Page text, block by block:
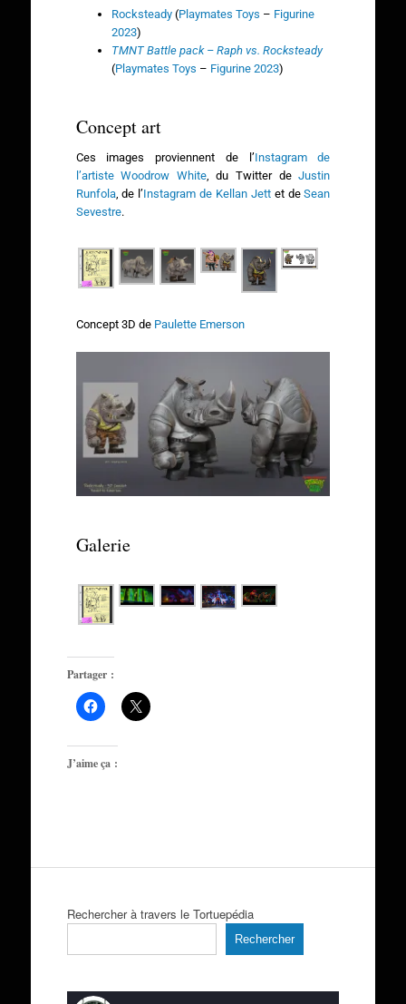
Rocksteady(Playmates Toys – Figurine
2023)
TMNT Battle pack – Raph vs. Rocksteady
(Playmates Toys – Figurine 2023)
Concept art
Ces images proviennent de l’Instagram de
l’artiste Woodrow White, du Twitter deJustin
Runfola, de l’Instagram de Kellan Jettet deSean
Sevestre.
Concept 3D de Paulette Emerson
Galerie
Partager :
J’aime ça :
Rechercher à travers le Tortuepédia
Rechercher